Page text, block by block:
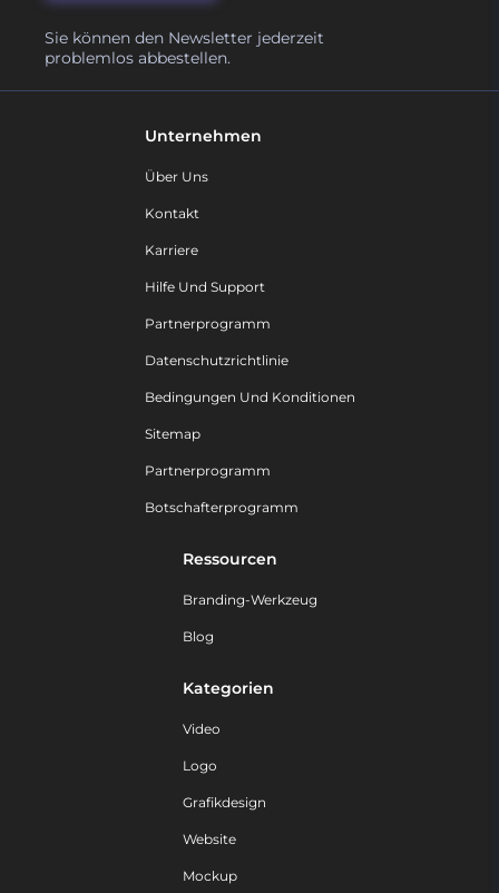
Sie können den Newsletter jederzeit
problemlos abbestellen.
Unternehmen
Über Uns
Kontakt
Karriere
Hilfe Und Support
Partnerprogramm
Datenschutzrichtlinie
Bedingungen Und Konditionen
Sitemap
Partnerprogramm
Botschafterprogramm
Ressourcen
Branding-Werkzeug
Blog
Kategorien
Video
Logo
Grafikdesign
Website
Mockup